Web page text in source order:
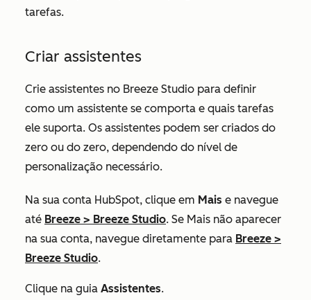
tarefas.
Criar assistentes
Crie assistentes no Breeze Studio para definir
como um assistente se comporta e quais tarefas
ele suporta. Os assistentes podem ser criados do
zero ou do zero, dependendo do nível de
personalização necessário.
Na sua conta HubSpot, clique em Mais e navegue
até Breeze > Breeze Studio. Se Mais não aparecer
na sua conta, navegue diretamente para Breeze >
Breeze Studio.
Clique na guia Assistentes.